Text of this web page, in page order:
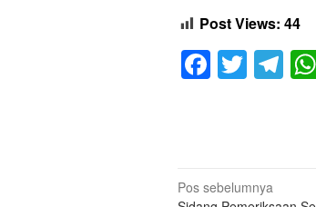
Post Views: 44
Navigasi
Pos sebelumnya